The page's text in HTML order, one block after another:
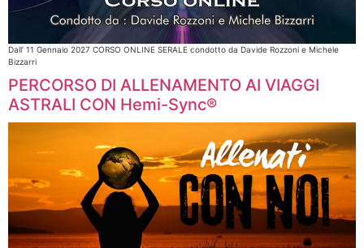
Dall’ 11 Gennaio 2027 CORSO ONLINE SERALE condotto da Davide Rozzoni e Michele
Bizzarri​
PERCORSO DI ALLENAMENTO AI VIAGGI
ASTRALI CON Hemi-Sync®